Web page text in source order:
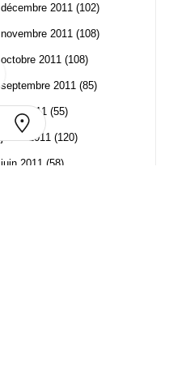
décembre 2011 (102)
novembre 2011 (108)
octobre 2011 (108)
septembre 2011 (85)
août 2011 (55)
juillet 2011 (120)
juin 2011 (58)